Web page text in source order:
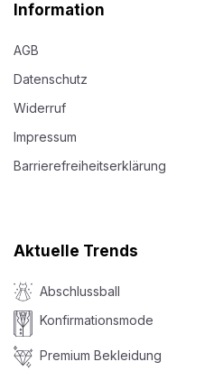
Information
AGB
Datenschutz
Widerruf
Impressum
Barrierefreiheitserklärung
Aktuelle Trends
Abschlussball
Konfirmationsmode
Premium Bekleidung